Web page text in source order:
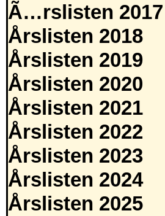
Ã…rslisten
Årslisten 2018
Årslisten 2019
Årslisten 2020
Årslisten 2021
Årslisten 2022
Årslisten 2023
Årslisten 2024
Årslisten 2025